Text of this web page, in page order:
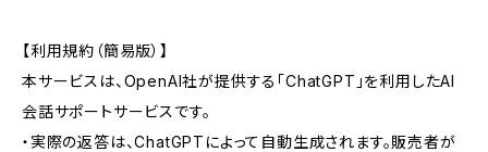
【利用規約（簡易版）】
本サービスは、OpenAI社が提供する「ChatGPT」を利用したAI
会話サポートサービスです。
・実際の返答は、ChatGPTによって自動生成されます。販売者が